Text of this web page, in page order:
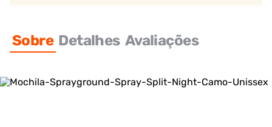
Sobre Detalhes Avaliações